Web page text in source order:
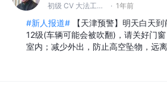
初级 CV 大法工程师 · 1年前
#新人报道# 【天津预警】明天白天
12级(车辆可能会被吹翻)，请关好门
室内；减少外出，防止高空坠物，远离